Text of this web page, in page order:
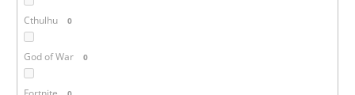
Cthulhu 0
God of War 0